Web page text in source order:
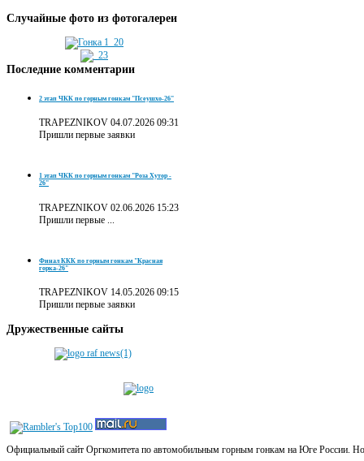
Случайные фото из фотогалереи
Последние комментарии
2 этап ЧКК по горным гонкам "Псеушхо-26"
TRAPEZNIKOV 04.07.2026 09:31
Пришли первые заявки
1 этап ЧКК по горным гонкам "Роза Хутор -
26"
TRAPEZNIKOV 02.06.2026 15:23
Пришли первые ...
Финал ККК по горным гонкам "Красная
горка-26"
TRAPEZNIKOV 14.05.2026 09:15
Пришли первые заявки
Дружественные сайты
Официальный сайт Оргкомитета по автомобильным горным гонкам на Юге России.